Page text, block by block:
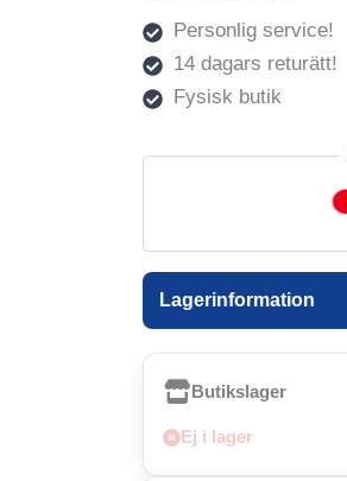
Personlig service!
14 dagars returätt!
Fysisk butik
Lagerinformation
Butikslager
Ej i lager